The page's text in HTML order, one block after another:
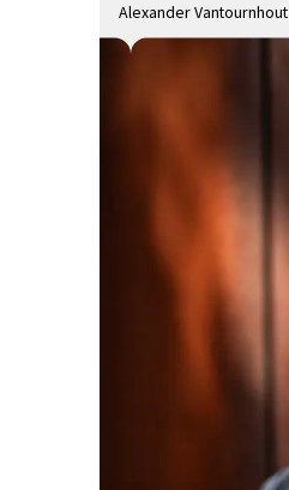
Alexander Vantournhout